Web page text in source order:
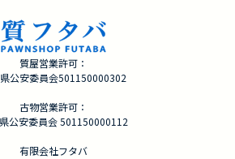
質屋営業許可：
公安委員会501150000302
古物営業許可：
公安委員会 501150000112
有限会社フタバ